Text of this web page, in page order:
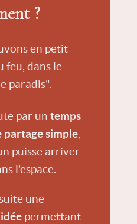
?
en petit
feu, dans le
paradis".
par un temps
partage simple,
puisse arriver
l'espace.
une
permettant